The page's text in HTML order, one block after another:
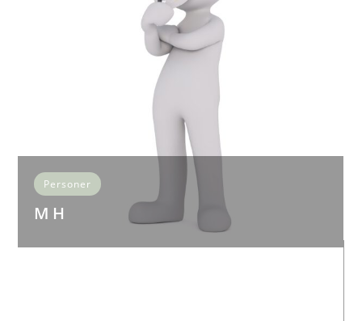
Personer
M H